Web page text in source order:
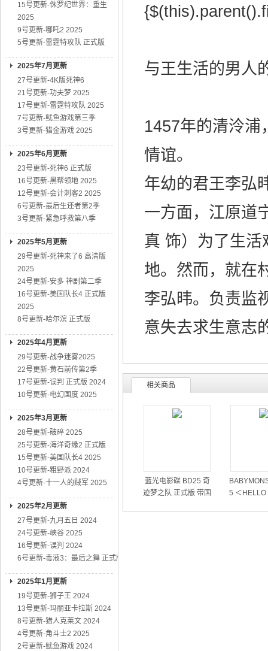
15号更新-侏罗纪世界：重生
2025
9号更新-哪吒2 2025
5号更新-雷霆特攻队 正式版
2025年7月更新
27号更新-4K版死神6
21号更新-功夫梦 2025
17号更新-雷霆特攻队 2025
7号更新-鱿鱼游戏第三季
3号更新-猎金游戏 2025
2025年6月更新
23号更新-死神6 正式版
16号更新-黑帮领地 2025
12号更新-会计刺客2 2025
6号更新-最后生还者第2季
3号更新-紧急呼救第八季
2025年5月更新
29号更新-死神来了6 高清版
2025
24号更新-安多 神剧第二季
16号更新-美国队长4 正式版
2025
8号更新-哈尔滨 正式版
2025年4月更新
29号更新-战争迷雾2025
22号更新-黄石前传第2季
17号更新-误判 正式版 2024
10号更新-电幻国度 2025
2025年3月更新
28号更新-破碎 2025
25号更新-海洋奇缘2 正式版
15号更新-美国队长4 2025
10号更新-粗野派 2024
4号更新-十一人的贼军 2025
2025年2月更新
27号更新-九月五日 2024
24号更新-峡谷 2025
16号更新-误判 2024
6号更新-毒液3：最后之舞 正式版
2025年1月更新
19号更新-狮子王 2024
13号更新-玛丽亚卡拉斯 2024
8号更新-猎人克莱文 2024
4号更新-角斗士2 2025
2号更新-鱿鱼游戏 2024
与王生活的男人
1457年的清泠浦
情谊。
年幼的君王李弘
一方面，江原道
真 饰）为了生
地。然而，就在
李弘𬀩。负责监
意失去求生意
相关商品
蓝光电影碟 BD25 奇
迹梦之队 正式版 带国
5 ＜HELLO